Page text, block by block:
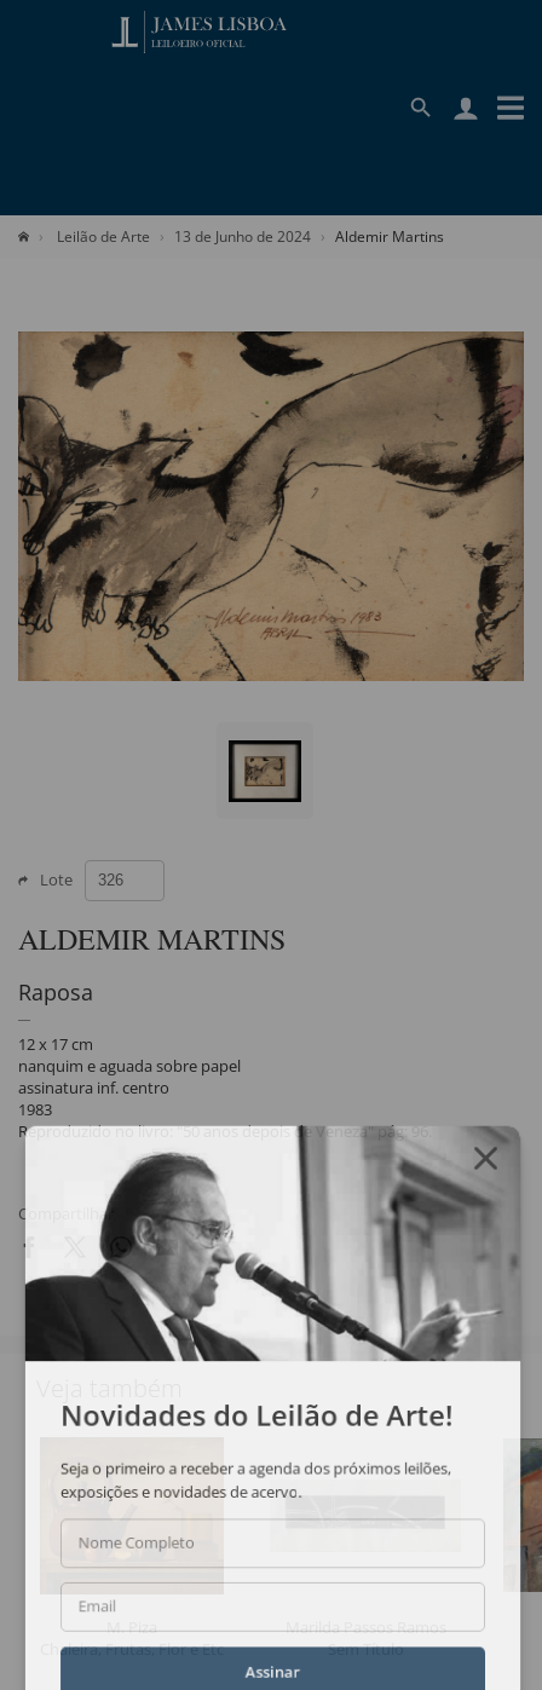
Leilão de Arte 13 de Junho de 2024 Aldemir Martins
Lote
ALDEMIR MARTINS
Raposa
12 x 17 cm
nanquim e aguada sobre papel
assinatura inf. centro
1983
Reproduzido no livro: "50 anos depois de Veneza" pág: 96.
Compartilhar
M. Piza
Chaleira, Frutas, Flor e Etc
Marilda Passos Ramos
Sem Título
Novidades do Leilão de Arte!
Seja o primeiro a receber a agenda dos próximos leilões,
exposições e novidades de acervo.
Nome Completo
Email
Assinar